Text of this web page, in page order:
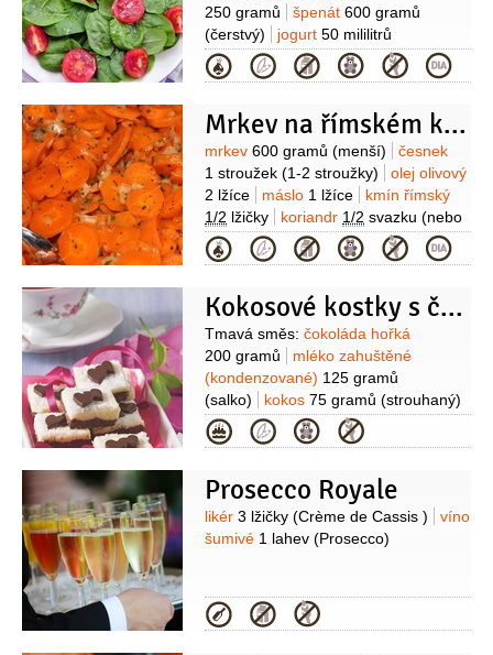
250 gramů
špenát 600 gramů
(čerstvý)
jogurt 50 mililitrů
(smetanový)
sýr Parmezán
50 gramů
muškátový květ sůl
Kategorie
Mrkev na římském kmínu
Suroviny
mrkev 600 gramů (menší)
česnek
1 stroužek (1-2 stroužky)
olej olivový
2 lžíce
máslo 1 lžíce
kmín římský
1/2 lžičky koriandr 1/2 svazku (nebo
petrželky)
pepř sůl
Kategorie
Kokosové kostky s čokoládovými srdíčky
Suroviny
Tmavá směs: čokoláda hořká
200 gramů
mléko zahuštěné
(kondenzované) 125 gramů
(salko)
kokos 75 gramů (strouhaný)
Světlá směs:
čokoláda bílá
200 gramů
mléko zahuštěné
(salko)
kokos75 gramů
(strouhaný)
čokoládová srdíčka Dr.
Oetker 1 balení
Kategorie
Prosecco Royale
Suroviny
likér 3 lžičky (Crème de Cassis )
víno
šumivé 1 lahev (Prosecco)
Kategorie